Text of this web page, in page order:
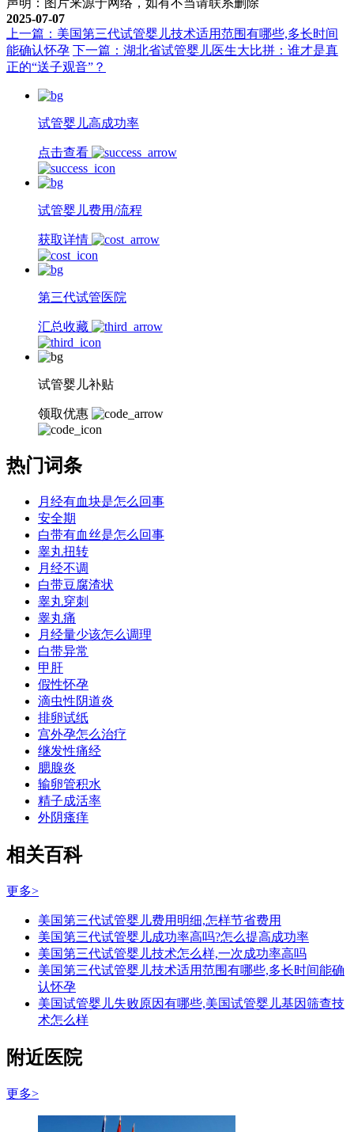
声明：图片来源于网络，如有不当请联系删除
2025-07-07
上一篇：美国第三代试管婴儿技术适用范围有哪些,多长时间
能确认怀孕 下一篇：湖北省试管婴儿医生大比拼：谁才是真
正的“送子观音”？
试管婴儿高成功率
点击查看
试管婴儿费用/流程
获取详情
第三代试管医院
汇总收藏
试管婴儿补贴
领取优惠
热门词条
月经有血块是怎么回事
安全期
白带有血丝是怎么回事
睾丸扭转
月经不调
白带豆腐渣状
睾丸穿刺
睾丸痛
月经量少该怎么调理
白带异常
甲肝
假性怀孕
滴虫性阴道炎
排卵试纸
宫外孕怎么治疗
继发性痛经
腮腺炎
输卵管积水
精子成活率
外阴瘙痒
相关百科
更多>
美国第三代试管婴儿费用明细,怎样节省费用
美国第三代试管婴儿成功率高吗?怎么提高成功率
美国第三代试管婴儿技术怎么样,一次成功率高吗
美国第三代试管婴儿技术适用范围有哪些,多长时间能确
认怀孕
美国试管婴儿失败原因有哪些,美国试管婴儿基因筛查技
术怎么样
附近医院
更多>